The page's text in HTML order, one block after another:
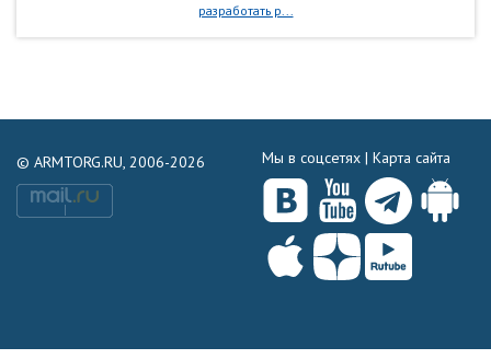
разработать р...
© ARMTORG.RU, 2006-2026 Мы в соцсетях | Карта сайта